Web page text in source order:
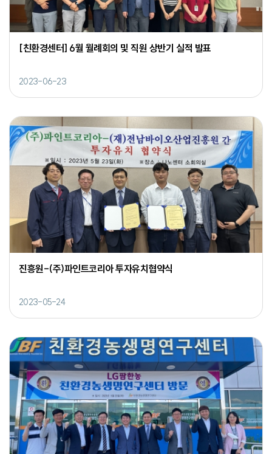
[친환경센터] 6월 월례회의 및 직원 상반기 실적 발표
2023-06-23
진흥원-(주)파인트코리아 투자유치협약식
2023-05-24